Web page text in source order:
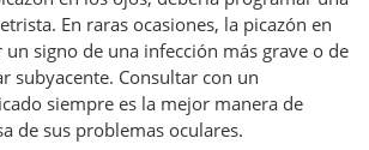
En raras ocasiones, la picazón en
signo de una infección más grave o de
subyacente. Consultar con un
siempre es la mejor manera de
de sus problemas oculares.